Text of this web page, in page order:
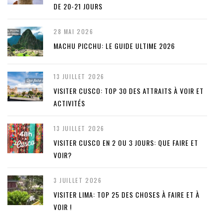
DE 20-21 JOURS
28 MAI 2026
MACHU PICCHU: LE GUIDE ULTIME 2026
13 JUILLET 2026
VISITER CUSCO: TOP 30 DES ATTRAITS À VOIR ET
ACTIVITÉS
13 JUILLET 2026
VISITER CUSCO EN 2 OU 3 JOURS: QUE FAIRE ET
VOIR?
3 JUILLET 2026
VISITER LIMA: TOP 25 DES CHOSES À FAIRE ET À
VOIR !